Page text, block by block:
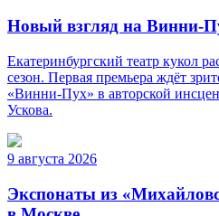
Новый взгляд на Винни-
Екатеринбургский театр кукол
сезон. Первая премьера ждёт
«Винни-Пух» в авторской
Ускова.
9 августа 2026
Экспонаты из